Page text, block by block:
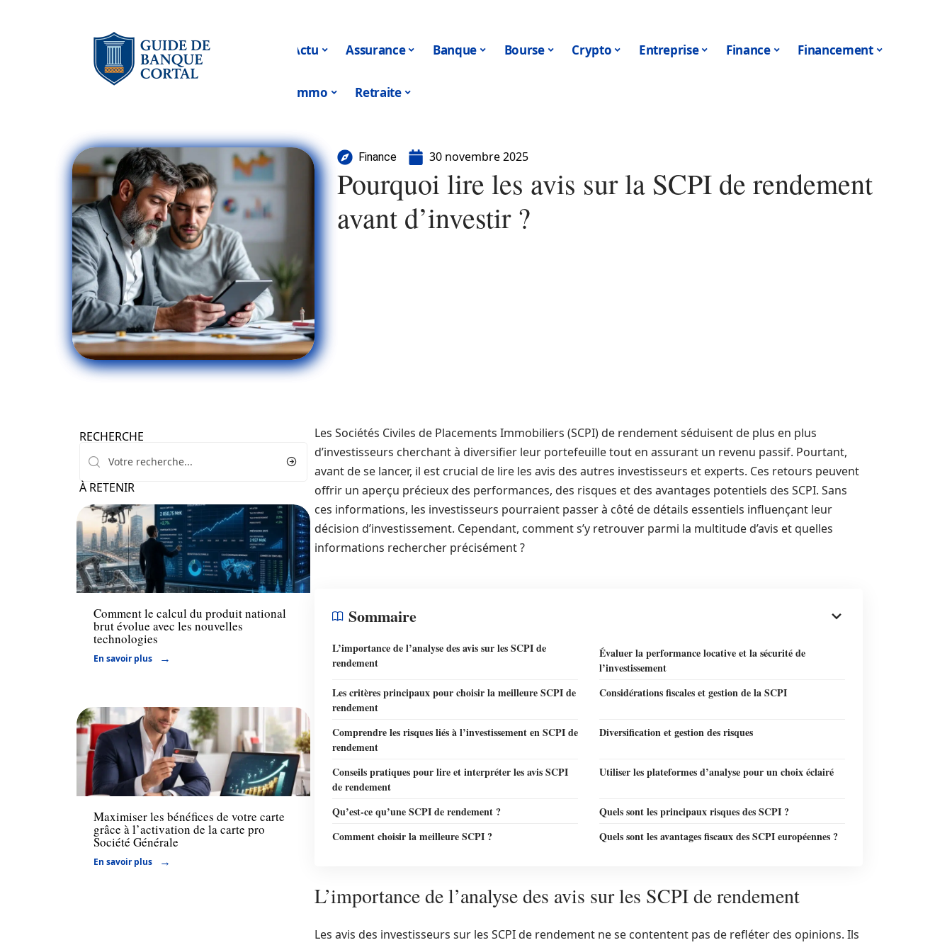
Actu Assurance Banque Bourse Crypto Entreprise Finance Financement
Immo Retraite
Finance 30 novembre 2025
Pourquoi lire les avis sur la SCPI de rendement
avant d’investir ?
RECHERCHE
À RETENIR
Actu
Comment le calcul du produit national
brut évolue avec les nouvelles
technologies
En savoir plus
Financement
Maximiser les bénéfices de votre carte
grâce à l’activation de la carte pro
Société Générale
En savoir plus
Les Sociétés Civiles de Placements Immobiliers (SCPI) de rendement séduisent de plus en plus
d’investisseurs cherchant à diversifier leur portefeuille tout en assurant un revenu passif. Pourtant,
avant de se lancer, il est crucial de lire les avis des autres investisseurs et experts. Ces retours peuvent
offrir un aperçu précieux des performances, des risques et des avantages potentiels des SCPI. Sans
ces informations, les investisseurs pourraient passer à côté de détails essentiels influençant leur
décision d’investissement. Cependant, comment s’y retrouver parmi la multitude d’avis et quelles
informations rechercher précisément ?
Sommaire
L’importance de l’analyse des avis sur les SCPI de
rendement
Évaluer la performance locative et la sécurité de
l’investissement
Les critères principaux pour choisir la meilleure SCPI de
rendement
Considérations fiscales et gestion de la SCPI
Comprendre les risques liés à l’investissement en SCPI de
rendement
Diversification et gestion des risques
Conseils pratiques pour lire et interpréter les avis SCPI
de rendement
Utiliser les plateformes d’analyse pour un choix éclairé
Qu’est-ce qu’une SCPI de rendement ?
Quels sont les principaux risques des SCPI ?
Comment choisir la meilleure SCPI ?
Quels sont les avantages fiscaux des SCPI européennes ?
L’importance de l’analyse des avis sur les SCPI de rendement
Les avis des investisseurs sur les SCPI de rendement ne se contentent pas de refléter des opinions. Ils